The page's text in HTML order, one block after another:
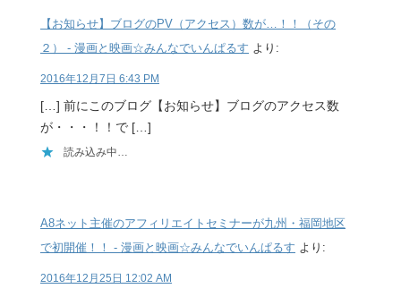
【お知らせ】ブログのPV（アクセス）数が…！！（その
２） - 漫画と映画☆みんなでいんぱるす より:
2016年12月7日 6:43 PM
[…] 前にこのブログ【お知らせ】ブログのアクセス数
が・・・！！で […]
読み込み中…
A8ネット主催のアフィリエイトセミナーが九州・福岡地区
で初開催！！ - 漫画と映画☆みんなでいんぱるす より:
2016年12月25日 12:02 AM